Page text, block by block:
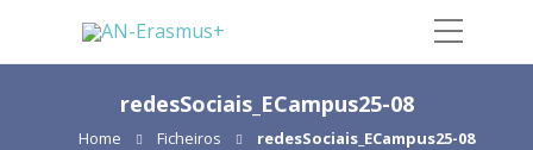
redesSociais_ECampus25-08
Home Ficheiros redesSociais_ECampus25-08